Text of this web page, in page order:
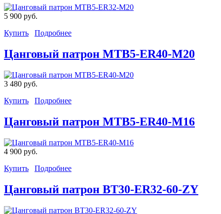
5 900 руб.
Купить
Подробнее
Цанговый патрон MTB5-ER40-М20
3 480 руб.
Купить
Подробнее
Цанговый патрон MTB5-ER40-М16
4 900 руб.
Купить
Подробнее
Цанговый патрон BT30-ER32-60-ZY